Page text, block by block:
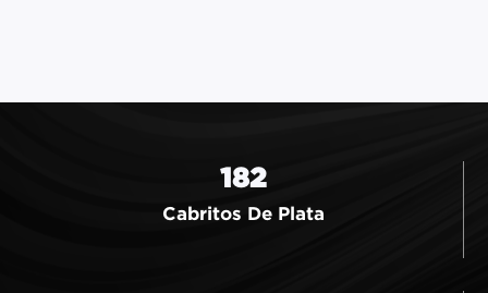
182
Cabritos De Plata